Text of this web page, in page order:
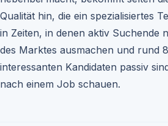
Qualität hin, die ein spezialisiertes
in Zeiten, in denen aktiv Suchende
des Marktes ausmachen und rund
interessanten Kandidaten passiv
nach einem Job schauen.